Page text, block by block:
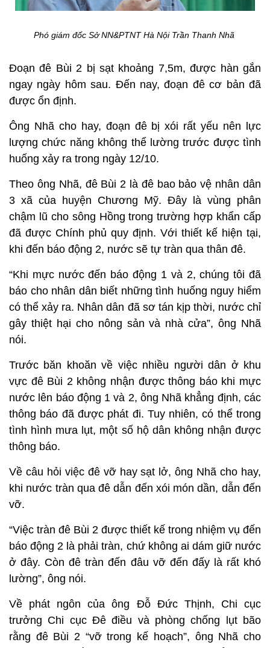
Phó giám đốc Sở NN&PTNT Hà Nội Trần Thanh Nhã
Đoạn đê Bùi 2 bị sạt khoảng 7,5m, được hàn gắn
ngay ngày hôm sau. Đến nay, đoạn đê cơ bản đã
được ổn định.
Ông Nhã cho hay, đoạn đê bị xói rất yếu nên lực
lượng chức năng không thể lường trước được tình
huống xảy ra trong ngày 12/10.
Theo ông Nhã, đê Bùi 2 là đê bao bảo vệ nhân dân
3 xã của huyện Chương Mỹ. Đây là vùng phân
chậm lũ cho sông Hồng trong trường hợp khẩn cấp
đã được Chính phủ quy định. Với thiết kế hiện tại,
khi đến báo động 2, nước sẽ tự tràn qua thân đê.
“Khi mực nước đến báo động 1 và 2, chúng tôi đã
báo cho nhân dân biết những tình huống nguy hiểm
có thể xảy ra. Nhân dân đã sơ tán kịp thời, nước chỉ
gây thiệt hại cho nông sản và nhà cửa”, ông Nhã
nói.
Trước băn khoăn về việc nhiều người dân ở khu
vực đê Bùi 2 không nhận được thông báo khi mực
nước lên báo động 1 và 2, ông Nhã khẳng định, các
thông báo đã được phát đi. Tuy nhiên, có thể trong
tình hình mưa lụt, một số hộ dân không nhận được
thông báo.
Về câu hỏi việc đê vỡ hay sạt lở, ông Nhã cho hay,
khi nước tràn qua đê dẫn đến xói món dần, dẫn đến
vỡ.
“Việc tràn đê Bùi 2 được thiết kế trong nhiệm vụ đến
báo động 2 là phải tràn, chứ không ai dám giữ nước
ở đây. Còn đê tràn đến đâu vỡ đến đấy là rất khó
lường”, ông nói.
Về phát ngôn của ông Đỗ Đức Thịnh, Chi cục
trưởng Chi cục Đê điều và phòng chống lụt bão
rằng đê Bùi 2 “vỡ trong kế hoạch”, ông Nhã cho